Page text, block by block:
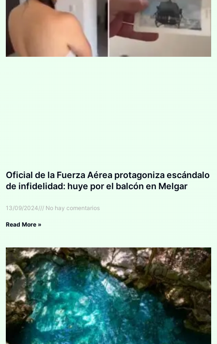
Oficial de la Fuerza Aérea protagoniza escándalo
de infidelidad: huye por el balcón en Melgar
13/09/2024 No hay comentarios
Read More »